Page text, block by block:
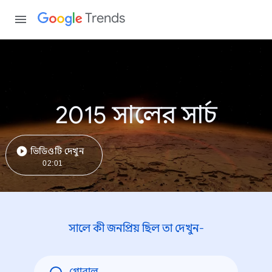
Trends
2015 সালের সার্চ
ভিডিওটি দেখুন
02:01
সালে কী জনপ্রিয় ছিল তা দেখুন-